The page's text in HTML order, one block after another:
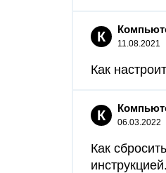
К 11.08.2021
Как
К 06.03.2022
Как